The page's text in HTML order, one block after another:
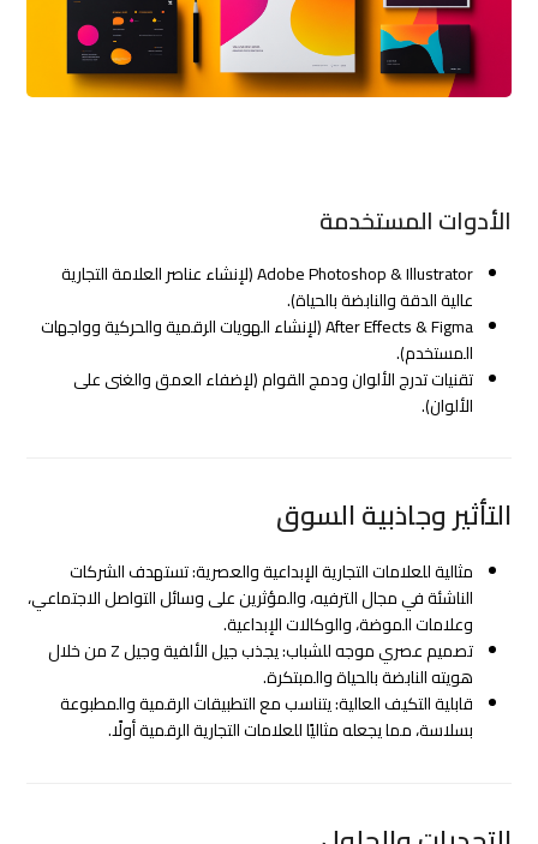
الأدوات المستخدمة
Adobe Photoshop & Illustrator (لإنشاء عناصر العلامة التجارية
عالية الدقة والنابضة بالحياة).
After Effects & Figma (لإنشاء الهويات الرقمية والحركية وواجهات
المستخدم).
تقنيات تدرج الألوان ودمج القوام (لإضفاء العمق والغنى على
الألوان).
التأثير وجاذبية السوق
مثالية للعلامات التجارية الإبداعية والعصرية: تستهدف الشركات
الناشئة في مجال الترفيه، والمؤثرين على وسائل التواصل الاجتماعي،
وعلامات الموضة، والوكالات الإبداعية.
تصميم عصري موجه للشباب: يجذب جيل الألفية وجيل Z من خلال
هويته النابضة بالحياة والمبتكرة.
قابلية التكيف العالية: يتناسب مع التطبيقات الرقمية والمطبوعة
بسلاسة، مما يجعله مثاليًا للعلامات التجارية الرقمية أولًا.